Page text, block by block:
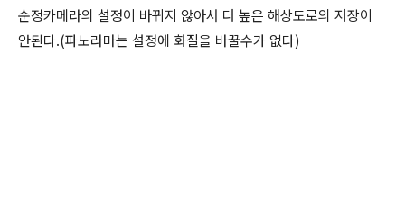
순정카메라의 설정이 바뀌지 않아서 더 높은 해상도로의 저장이
안된다.(파노라마는 설정에 화질을 바꿀수가 없다)